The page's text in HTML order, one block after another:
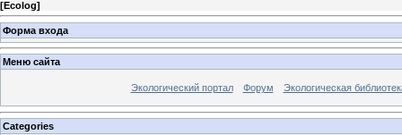
[Ecolog]
Форма входа
Меню сайта
Экологический портал Форум Экологическая
Categories